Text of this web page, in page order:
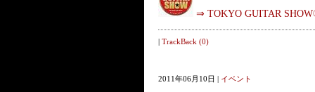
⇒ TOKYO GUITAR
| TrackBack (0)
2011年06月10日 | イベント